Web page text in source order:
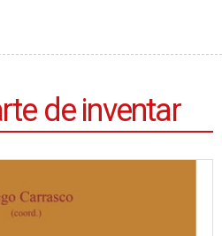
de inventar